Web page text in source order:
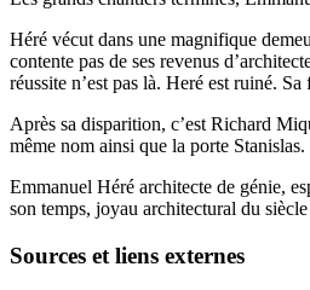
Héré vécut dans une magnifique
contente pas de ses revenus
réussite n’est pas là. Heré est ruiné.
Après sa disparition, c’est Richard
même nom ainsi que la porte Stanislas.
Emmanuel Héré architecte de génie,
son temps, joyau architectural du
Sources et liens externes